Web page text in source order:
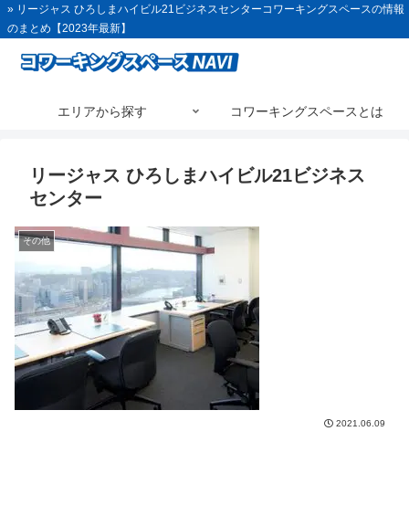
» リージャス ひろしまハイビル21ビジネスセンターコワーキングスペースの情報
のまとめ【2023年最新】
エリアから探す コワーキングスペースとは
リージャス ひろしまハイビル21ビジネス
センター
その他
2021.06.09